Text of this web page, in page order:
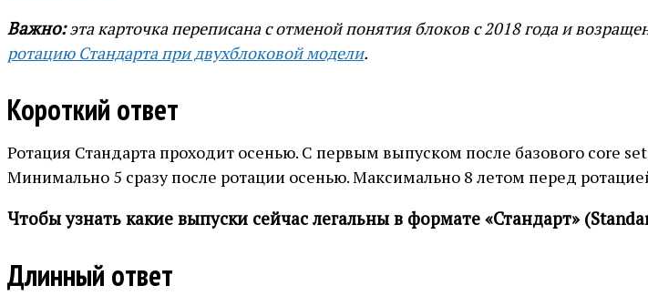
Важно:эта карточка переписана с отменой понятия блоков с 2018 года и
ротацию Стандарта при двухблоковой модели.
Короткий ответ
Ротация Стандарта проходит осенью. С первым выпуском после базового core
Минимально 5 сразу после ротации осенью. Максимально 8 летом перед
Чтобы узнать какие выпуски сейчас легальны в формате «Стандарт»
Длинный ответ